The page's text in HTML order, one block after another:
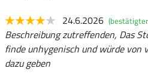
24.6.2026
Beschreibung zutreffenden, Das
finde unhygenisch und würde von
dazu geben